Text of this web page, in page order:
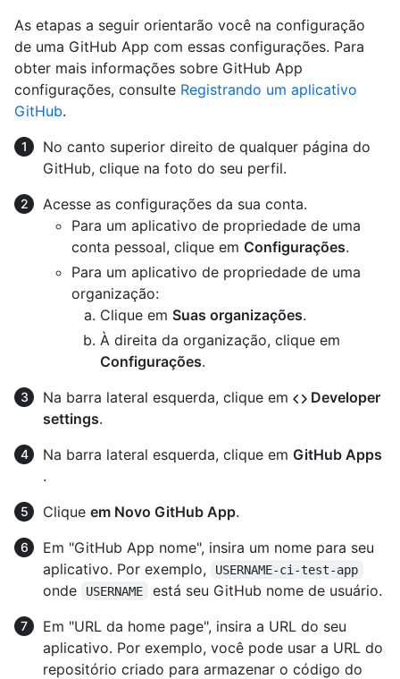
As etapas a seguir orientarão você na configuração
de uma GitHub App com essas configurações. Para
obter mais informações sobre GitHub App
configurações, consulte Registrando um aplicativo
GitHub.
No canto superior direito de qualquer página do
GitHub, clique na foto do seu perfil.
Acesse as configurações da sua conta.
Para um aplicativo de propriedade de uma
conta pessoal, clique em Configurações.
Para um aplicativo de propriedade de uma
organização:
Clique em Suas organizações.
À direita da organização, clique em
Configurações.
Na barra lateral esquerda, clique em
Developer
settings.
Na barra lateral esquerda, clique em GitHub Apps
.
Clique em Novo GitHub App.
Em "GitHub App nome", insira um nome para seu
aplicativo. Por exemplo,
USERNAME-ci-test-app
onde USERNAME
está seu GitHub nome de usuário.
Em "URL da home page", insira a URL do seu
aplicativo. Por exemplo, você pode usar a URL do
repositório criado para armazenar o código do